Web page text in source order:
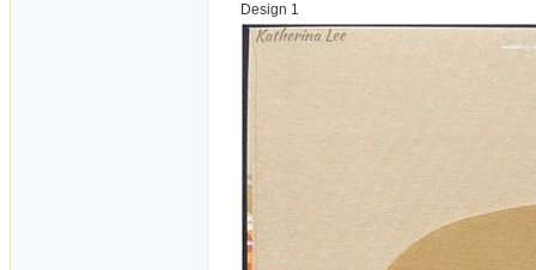
Design 1